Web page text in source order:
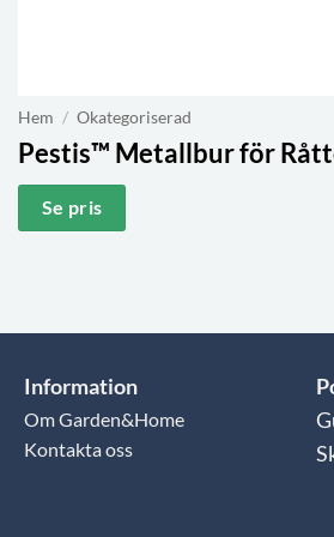
Hem / Okategoriserad
Pestis™ Metallbur för
Se pris
Information
Om Garden&Home
Kontakta oss